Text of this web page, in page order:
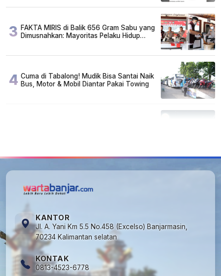
3 FAKTA MIRIS di Balik 656 Gram Sabu yang
Dimusnahkan: Mayoritas Pelaku Hidup
4 Cuma di Tabalong! Mudik Bisa Santai Naik
Bus, Motor & Mobil Diantar Pakai Towing
KANTOR
Jl. A. Yani Km 5.5 No.458 (Excelso) Banjarmasin,
70234 Kalimantan selatan
KONTAK
0813-4523-6778